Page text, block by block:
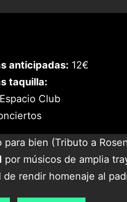
anticipadas: 12€
taquilla:
Espacio Club
para bien (Tributo a
por músicos de amplia
de rendir homenaje al